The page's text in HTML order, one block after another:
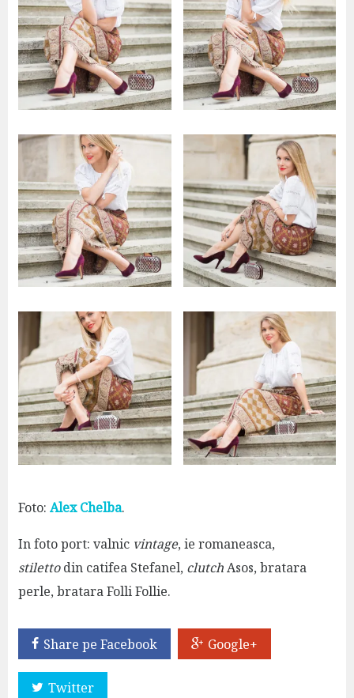
Foto: Alex Chelba.
In foto port: valnic vintage, ie romaneasca,
stilettodin catifea Stefanel, clutchAsos, bratara
perle, bratara Folli Follie.
Share pe Facebook Google+
Twitter